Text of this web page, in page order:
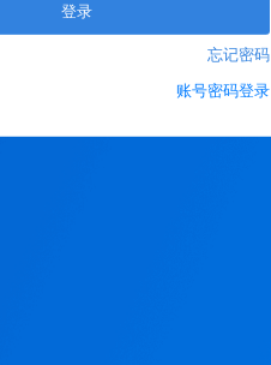
登录
忘记密码
账号密码登录